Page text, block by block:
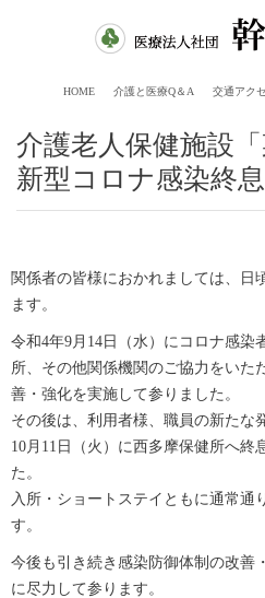
HOME 介護と医療Q＆A 交通アク
介護老人保健施設
新型コロナ感染終
関係者の皆様におかれましては、日
ます。
令和4年9月14日（水）にコロナ感染
所、その他関係機関のご協力をいた
善・強化を実施して参りました。
その後は、利用者様、職員の新たな
10月11日（火）に西多摩保健所へ終
た。
入所・ショートステイともに通常通
す。
今後も引き続き感染防御体制の改善
に尽力して参ります。